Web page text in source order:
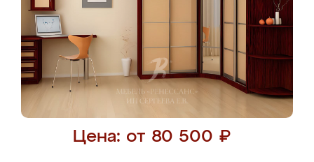
Цена: от 80 500 ₽